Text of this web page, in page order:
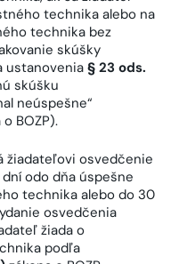
technika alebo na
technika bez
skúšky
ustanovenia § 23 ods.
skúšku
neúspešne“
BOZP).
žiadateľovi osvedčenie
odo dňa úspešne
technika alebo do 30
osvedčenia
žiada o
podľa